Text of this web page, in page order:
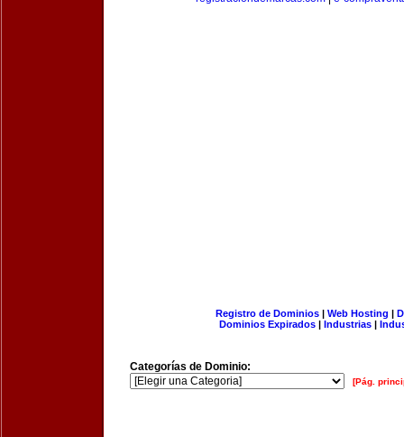
Registro de Dominios| Web Hosting |
Dominios Expirados | Industrias |
Categorías de Dominio:
[Pág.